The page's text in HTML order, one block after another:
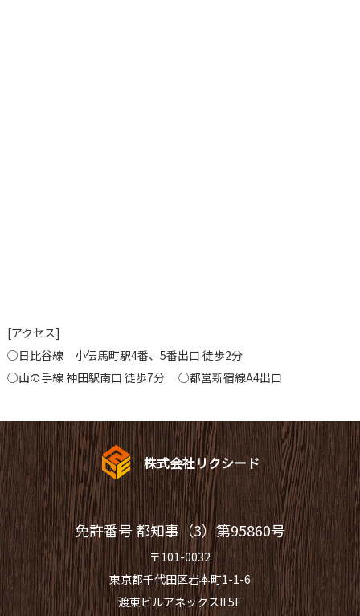
[アクセス]
○日比谷線 小伝馬町駅4番、5番出口 徒歩2分
○山の手線 神田駅南口 徒歩7分 ○都営新宿線A4出口
株式会社リクシード
免許番号 都知事（3）第95860号
〒101-0032
東京都千代田区岩本町1-1-6
渡東ビルアネックスII 5F